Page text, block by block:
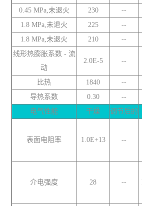
0.45 MPa,未退火
230 --
1.8 MPa,未退火
225 --
1.8 MPa,未退火
210 --
线形热膨胀系数 - 流
动
2.0E-5 --
比热 1840 --
导热系数
0.30 --
电气性能
干燥 调节后的
表面电阻率 1.0E+13 --
介电强度 28 --